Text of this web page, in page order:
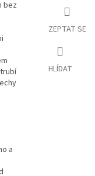
bez
a
ZEPTAT SE
HLÍDAT